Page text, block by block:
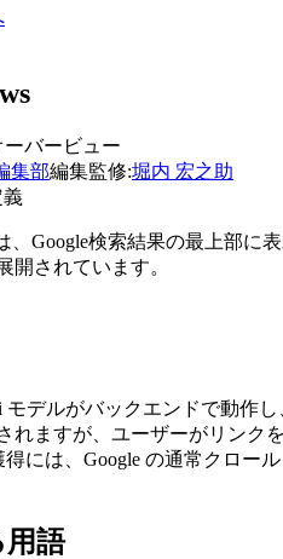
バービュー
集部編集監修:堀内 宏之助
、Google検索結果の最上部に
開されています。
モデルがバックエンドで動作
れますが、ユーザーがリンク
得には、Google の通常クロー
用語